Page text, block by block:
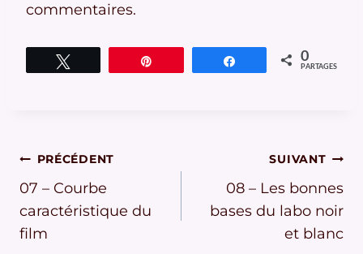
commentaires.
Partagez 0
PARTAGES
Navigation
de
l’article
PRÉCÉDENT
07 – Courbe
caractéristique du
film
SUIVANT
08 – Les bonnes
bases du labo noir
et blanc